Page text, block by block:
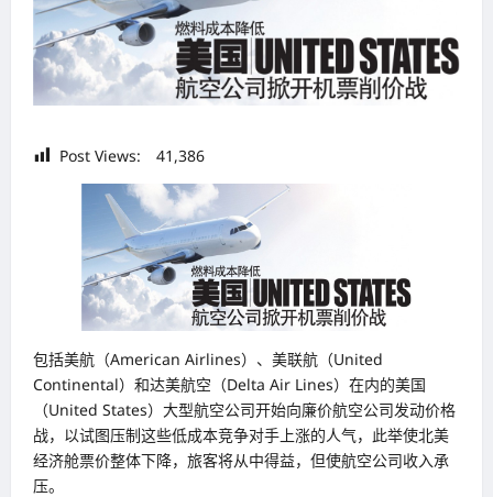
Post Views: 41,386
包括美航（American Airlines）、美联航（United
Continental）和达美航空（Delta Air Lines）在内的美国
（United States）大型航空公司开始向廉价航空公司发动价格
战，以试图压制这些低成本竞争对手上涨的人气，此举使北美
经济舱票价整体下降，旅客将从中得益，但使航空公司收入承
压。